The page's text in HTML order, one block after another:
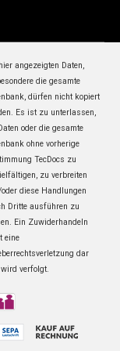
angezeigten Daten,
die gesamte
dürfen nicht kopiert
Es ist zu unterlassen,
oder die gesamte
ohne vorherige
TecDocs zu
zu verbreiten
diese Handlungen
Dritte ausführen zu
Ein Zuwiderhandeln
eine
dar
verfolgt.